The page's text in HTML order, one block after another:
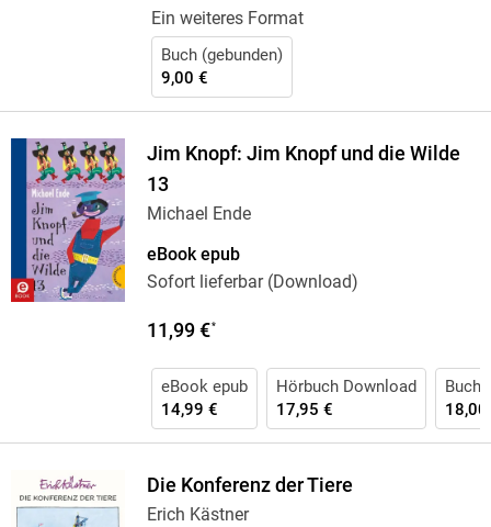
Ein weiteres Format
Buch (gebunden)
9,00 €
Jim Knopf: Jim Knopf und die Wilde
13
Michael Ende
eBook epub
Sofort lieferbar (Download)
11,99 €*
eBook epub
14,99 €
Hörbuch Download
17,95 €
Buch
18,00
Die Konferenz der Tiere
Erich Kästner